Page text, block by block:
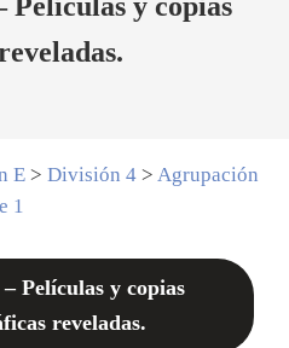
E> División 4> Agrupación
1
Películas y copias
reveladas.